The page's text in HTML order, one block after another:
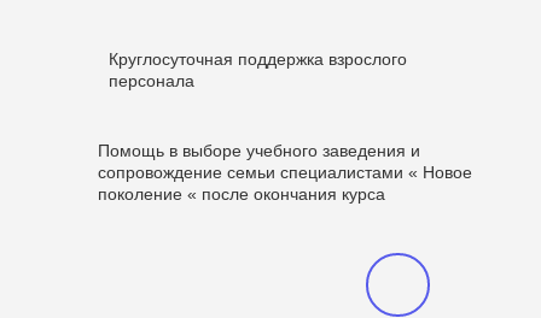
Круглосуточная поддержка взрослого
персонала
Помощь в выборе учебного заведения и
сопровождение семьи специалистами « Новое
поколение « после окончания курса